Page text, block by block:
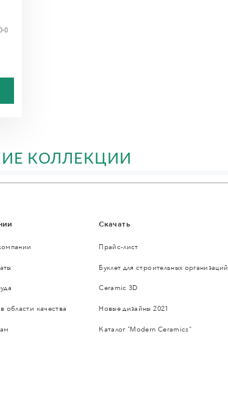
0
КОЛЛЕКЦИИ
области качества
Скачать
Прайс-лист
Буклет для строительных организаций
Ceramic 3D
Новые дизайны 2021
Каталог "Modern Ceramics"